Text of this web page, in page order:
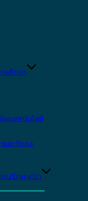
รศึกษา
ะเทคโนโลยี
และวัฒนะ
รปริญญาโท